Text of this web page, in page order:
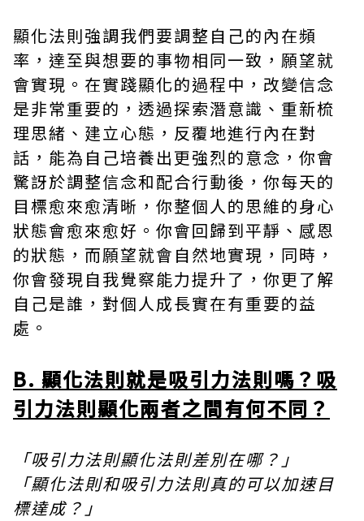
顯化法則強調我們要調整自己的內在頻
率，達至與想要的事物相同一致，願望就
會實現。在實踐顯化的過程中，改變信念
是非常重要的，透過探索潛意識、重新梳
理思緒、建立心態，反覆地進行內在對
話，能為自己培養出更強烈的意念，你會
驚訝於調整信念和配合行動後，你每天的
目標愈來愈清晰，你整個人的思維的身心
狀態會愈來愈好。你會回歸到平靜、感恩
的狀態，而願望就會自然地實現，同時，
你會發現自我覺察能力提升了，你更了解
自己是誰，對個人成長實在有重要的益
處。
B. 顯化法則就是吸引力法則嗎？吸
引力法則顯化兩者之間有何不同？
「吸引力法則顯化法則差別在哪？」
「顯化法則和吸引力法則真的可以加速目
標達成？」